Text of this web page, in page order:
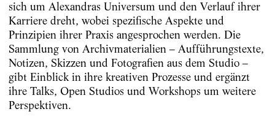
sich um Alexandras Universum und den Verlauf ihrer
Karriere dreht, wobei spezifische Aspekte und
Prinzipien ihrer Praxis angesprochen werden. Die
Sammlung von Archivmaterialien – Aufführungstexte,
Notizen, Skizzen und Fotografien aus dem Studio –
gibt Einblick in ihre kreativen Prozesse und ergänzt
ihre Talks, Open Studios und Workshops um weitere
Perspektiven.